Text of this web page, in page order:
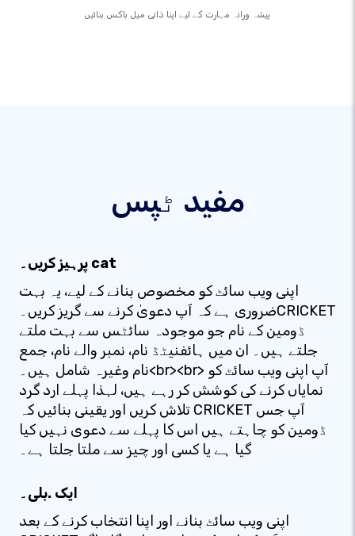
پیشہ ورانہ مہارت کے لیے اپنا ذاتی میل باکس بنائیں
مفید ٹپس
پرہیز کریں۔ cat
اپنی ویب سائٹ کو مخصوص بنانے کے لیے، یہ بہت
ضروری ہے کہ آپ دعویٰ کرنے سے گریز کریں۔CRICKET
ڈومین کے نام جو موجودہ سائٹس سے بہت ملتے
جلتے ہیں۔ ان میں ہائفنیٹڈ نام، نمبر والے نام، جمع
نام وغیرہ شامل ہیں۔<br><br> آپ اپنی ویب سائٹ کو
نمایاں کرنے کی کوشش کر رہے ہیں، لہذا پہلے ارد گرد
تلاش کریں اور یقینی بنائیں کہ CRICKET آپ جس
ڈومین کو چاہتے ہیں اس کا پہلے سے دعوی نہیں کیا
گیا ہے یا کسی اور چیز سے ملتا جلتا ہے۔
ایک .بلی۔
اپنی ویب سائٹ بنانے اور اپنا انتخاب کرنے کے بعد